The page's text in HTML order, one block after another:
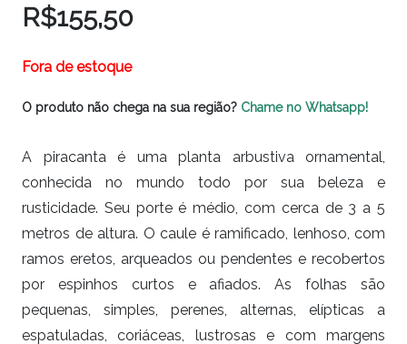
R$155,50
Fora de estoque
O produto não chega na sua região? Chame no Whatsapp!
A piracanta é uma planta arbustiva ornamental,
conhecida no mundo todo por sua beleza e
rusticidade. Seu porte é médio, com cerca de 3 a 5
metros de altura. O caule é ramificado, lenhoso, com
ramos eretos, arqueados ou pendentes e recobertos
por espinhos curtos e afiados. As folhas são
pequenas, simples, perenes, alternas, elípticas a
espatuladas, coriáceas, lustrosas e com margens